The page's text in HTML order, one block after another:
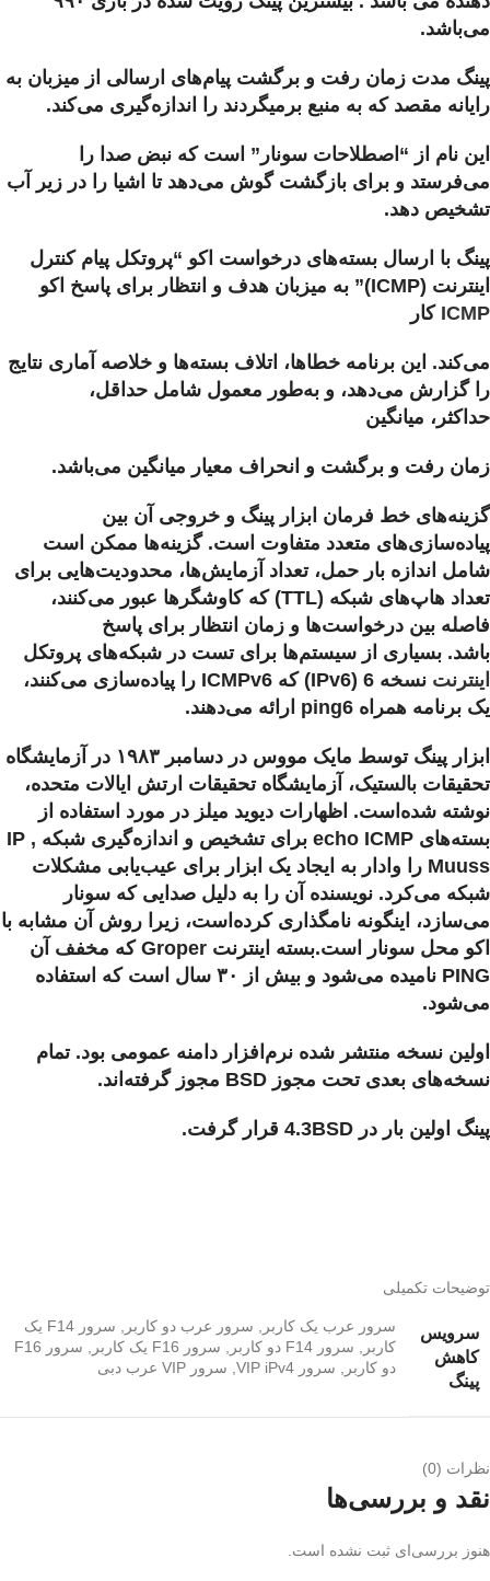
می‌باشد.
پینگ مدت زمان رفت و برگشت پیام‌های ارسالی از میزبان به
رایانه مقصد که به منبع برمیگردند را اندازه‌گیری می‌کند.
این نام از “اصطلاحات سونار” است که نبض صدا را
می‌فرستد و برای بازگشت گوش می‌دهد تا اشیا را در زیر آب
تشخیص دهد.
پینگ با ارسال بسته‌های درخواست اکو “پروتکل پیام کنترل
اینترنت (ICMP)” به میزبان هدف و انتظار برای پاسخ اکو
ICMP کار
می‌کند. این برنامه خطاها، اتلاف بسته‌ها و خلاصه آماری نتایج
را گزارش می‌دهد، و به‌طور معمول شامل حداقل،
حداکثر، میانگین
زمان رفت و برگشت و انحراف معیار میانگین می‌باشد.
گزینه‌های خط فرمان ابزار پینگ و خروجی آن بین
پیاده‌سازی‌های متعدد متفاوت است. گزینه‌ها ممکن است
شامل اندازه بار حمل، تعداد آزمایش‌ها، محدودیت‌هایی برای
تعداد هاپ‌های شبکه (TTL) که کاوشگرها عبور می‌کنند،
فاصله بین درخواست‌ها و زمان انتظار برای پاسخ
باشد. بسیاری از سیستم‌ها برای تست در شبکه‌های پروتکل
اینترنت
نسخه 6 (IPv6) که ICMPv6 را پیاده‌سازی می‌کنند،
یک برنامه همراه ping6 ارائه می‌دهند.
ابزار پینگ توسط مایک مووس در دسامبر ۱۹۸۳ در آزمایشگاه
تحقیقات بالستیک، آزمایشگاه تحقیقات ارتش ایالات متحده،
نوشته شده‌است. اظهارات دیوید میلز در مورد استفاده از
بسته‌های echo ICMP برای تشخیص و اندازه‌گیری شبکه IP ,
Muuss را وادار به ایجاد یک ابزار برای عیب‌یابی مشکلات
شبکه می‌کرد. نویسنده آن را به دلیل صدایی که سونار
می‌سازد، اینگونه نامگذاری کرده‌است، زیرا روش آن مشابه با
اکو محل سونار است.بسته اینترنت Groper که مخفف آن
PING نامیده می‌شود و بیش از ۳۰ سال است که استفاده
می‌شود.
اولین نسخه منتشر شده نرم‌افزار دامنه عمومی بود. تمام
نسخه‌های بعدی تحت مجوز BSD مجوز گرفته‌اند.
پینگ اولین بار در 4.3BSD قرار گرفت.
توضیحات تکمیلی
سرویس
کاهش
پینگ
سرور عرب یک کاربر, سرور عرب دو کاربر, سرور F14 یک
کاربر, سرور F14 دو کاربر, سرور F16 یک کاربر, سرور F16
دو کاربر, سرور VIP iPv4, سرور VIP عرب دبی
نظرات (0)
نقد و بررسی‌ها
هنوز بررسی‌ای ثبت نشده است.